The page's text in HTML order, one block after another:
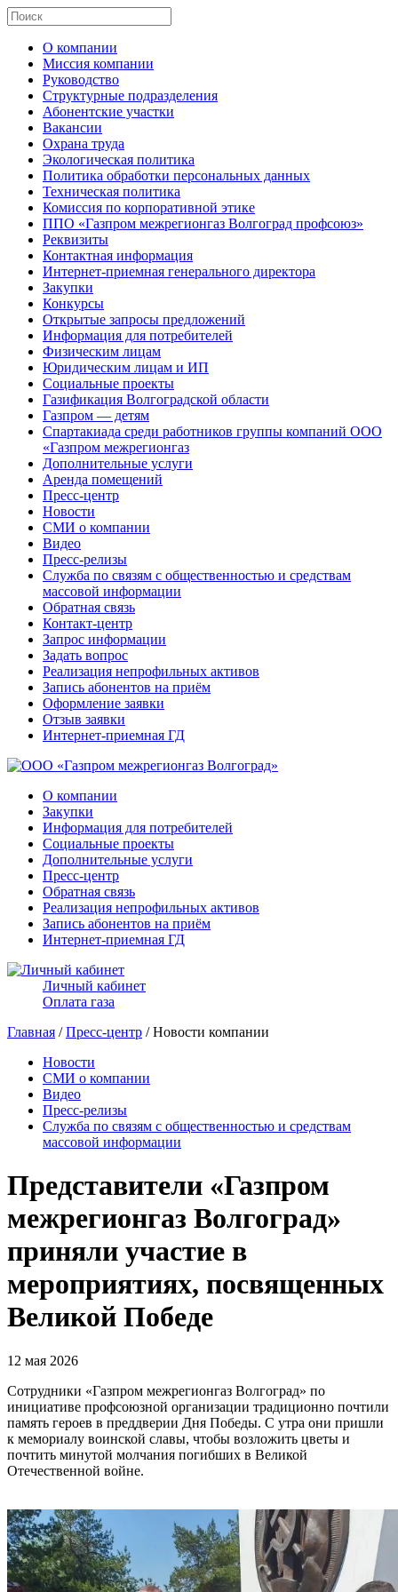
О компании
Миссия компании
Руководство
Структурные подразделения
Абонентские участки
Вакансии
Охрана труда
Экологическая политика
Политика обработки персональных данных
Техническая политика
Комиссия по корпоративной этике
ППО «Газпром межрегионгаз Волгоград профсоюз»
Реквизиты
Контактная информация
Интернет-приемная генерального директора
Закупки
Конкурсы
Открытые запросы предложений
Информация для потребителей
Физическим лицам
Юридическим лицам и ИП
Социальные проекты
Газификация Волгоградской области
Газпром — детям
Спартакиада среди работников группы компаний ООО
«Газпром межрегионгаз
Дополнительные услуги
Аренда помещений
Пресс-центр
Новости
СМИ о компании
Видео
Пресс-релизы
Служба по связям с общественностью и средствам
массовой информации
Обратная связь
Контакт-центр
Запрос информации
Задать вопрос
Реализация непрофильных активов
Запись абонентов на приём
Оформление заявки
Отзыв заявки
Интернет-приемная ГД
О компании
Закупки
Информация для потребителей
Социальные проекты
Дополнительные услуги
Пресс-центр
Обратная связь
Реализация непрофильных активов
Запись абонентов на приём
Интернет-приемная ГД
Личный кабинет
Оплата газа
Главная /Пресс-центр / Новости компании
Новости
СМИ о компании
Видео
Пресс-релизы
Служба по связям с общественностью и средствам
массовой информации
Представители «Газпром
межрегионгаз Волгоград»
приняли участие в
мероприятиях, посвященных
Великой Победе
12 мая 2026
Сотрудники «Газпром межрегионгаз Волгоград» по
инициативе профсоюзной организации традиционно почтили
память героев в преддверии Дня Победы. С утра они пришли
к мемориалу воинской славы, чтобы возложить цветы и
почтить минутой молчания погибших в Великой
Отечественной войне.